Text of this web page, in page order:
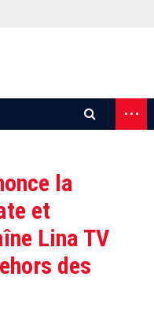
...
la
et
Lina TV
des